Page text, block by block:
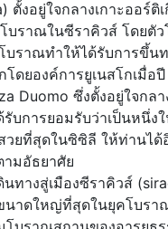
ตั้งอยู่ใจกลางเกาะออร์ติ
บราณในซีราคิวส์ โดยตัว
บราณทำให้ได้รับการขึ้นท
โดยองค์การยูเนสโกเมื่อ
Duomo ซึ่งตั้งอยู่ใจกลา
รับการยอมรับว่าเป็นหนึ่ง
วยที่สุดในซิซิลี ให้ท่านได้
ามอัธยาศัย
นทางสู่เมืองซีราคิวส์
นาดใหญ่ที่สุดในยุคโบรา